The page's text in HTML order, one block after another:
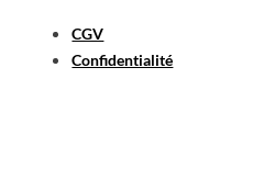
CGV
Confidentialité